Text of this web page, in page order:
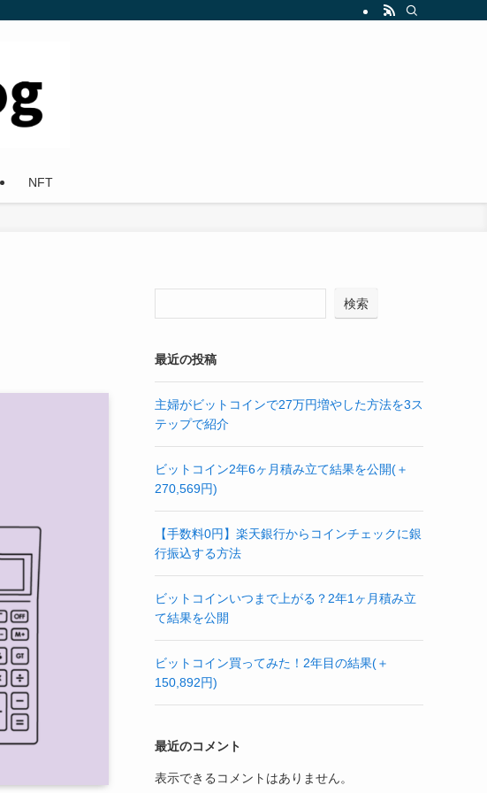
NFT
検索
最近の投稿
主婦がビットコインで27万円増やした方法を3ス
テップで紹介
ビットコイン2年6ヶ月積み立て結果を公開(＋
270,569円)
【手数料0円】楽天銀行からコインチェックに銀
行振込する方法
ビットコインいつまで上がる？2年1ヶ月積み立
て結果を公開
ビットコイン買ってみた！2年目の結果(＋
150,892円)
最近のコメント
表示できるコメントはありません。